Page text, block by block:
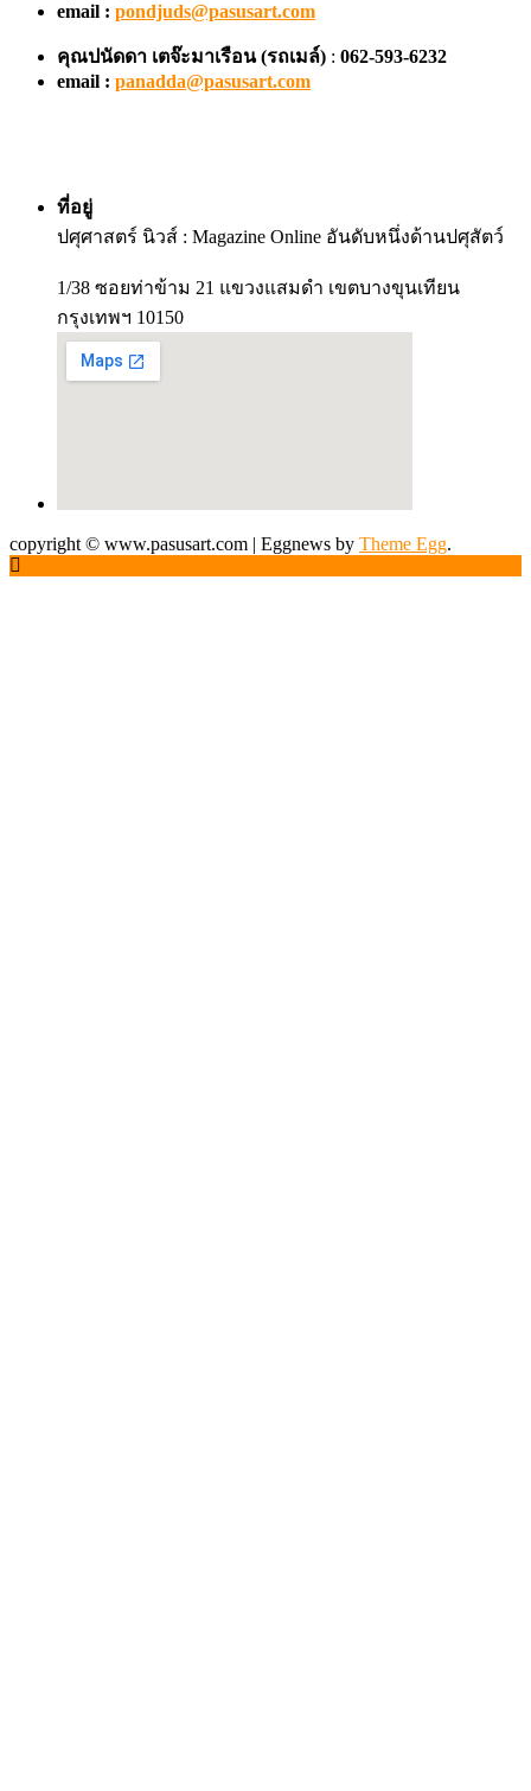
email : pondjuds@pasusart.com
คุณปนัดดา เตจ๊ะมาเรือน (รถเมล์) : 062-593-6232
email : panadda@pasusart.com
ที่อยู่
ปศุศาสตร์ นิวส์ : Magazine Online อันดับหนึ่งด้านปศุสัตว์
1/38 ซอยท่าข้าม 21 แขวงแสมดำ เขตบางขุนเทียน
กรุงเทพฯ 10150
copyright © www.pasusart.com | Eggnews by Theme Egg.